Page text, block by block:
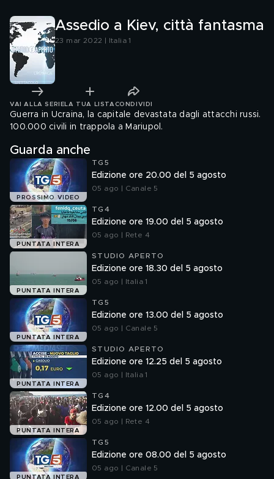
Assedio a Kiev, città fantasma
23 mar 2022 | Italia 1
VAI ALLA SERIE LA TUA LISTA CONDIVIDI
Guerra in Ucraina, la capitale devastata dagli attacchi russi.
100.000 civili in trappola a Mariupol.
Guarda anche
PROSSIMO VIDEO
TG5
Edizione ore 20.00 del 5 agosto
05 ago | Canale 5
PUNTATA INTERA
TG4
Edizione ore 19.00 del 5 agosto
05 ago | Rete 4
PUNTATA INTERA
STUDIO APERTO
Edizione ore 18.30 del 5 agosto
05 ago | Italia 1
PUNTATA INTERA
TG5
Edizione ore 13.00 del 5 agosto
05 ago | Canale 5
PUNTATA INTERA
STUDIO APERTO
Edizione ore 12.25 del 5 agosto
05 ago | Italia 1
PUNTATA INTERA
TG4
Edizione ore 12.00 del 5 agosto
05 ago | Rete 4
PUNTATA INTERA
TG5
Edizione ore 08.00 del 5 agosto
05 ago | Canale 5